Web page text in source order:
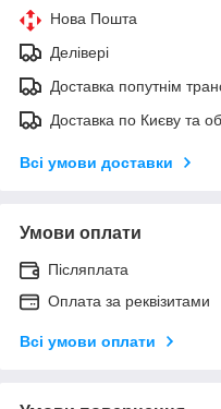
Нова Пошта
Делівері
Доставка попутнім
Доставка по Києву та
Всі умови доставки
Умови оплати
Післяплата
Оплата за реквізитами
Всі умови оплати